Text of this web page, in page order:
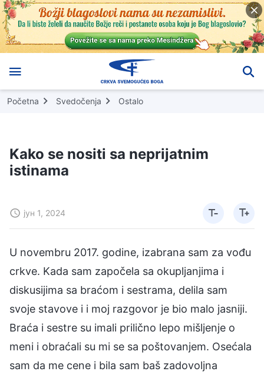
Početna Svedočenja Ostalo
Kako se nositi sa neprijatnim
istinama
јун 1, 2024
U novembru 2017. godine, izabrana sam za vođu
crkve. Kada sam započela sa okupljanjima i
diskusijima sa braćom i sestrama, delila sam
svoje stavove i i moj razgovor je bio malo jasniji.
Braća i sestre su imali prilično lepo mišljenje o
meni i obraćali su mi se sa poštovanjem. Osećala
sam da me cene i bila sam baš zadovoljna